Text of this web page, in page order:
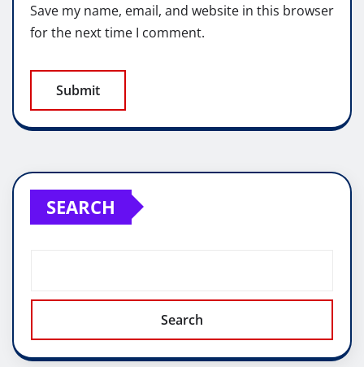
Save my name, email, and website in this browser
for the next time I comment.
SEARCH
Search